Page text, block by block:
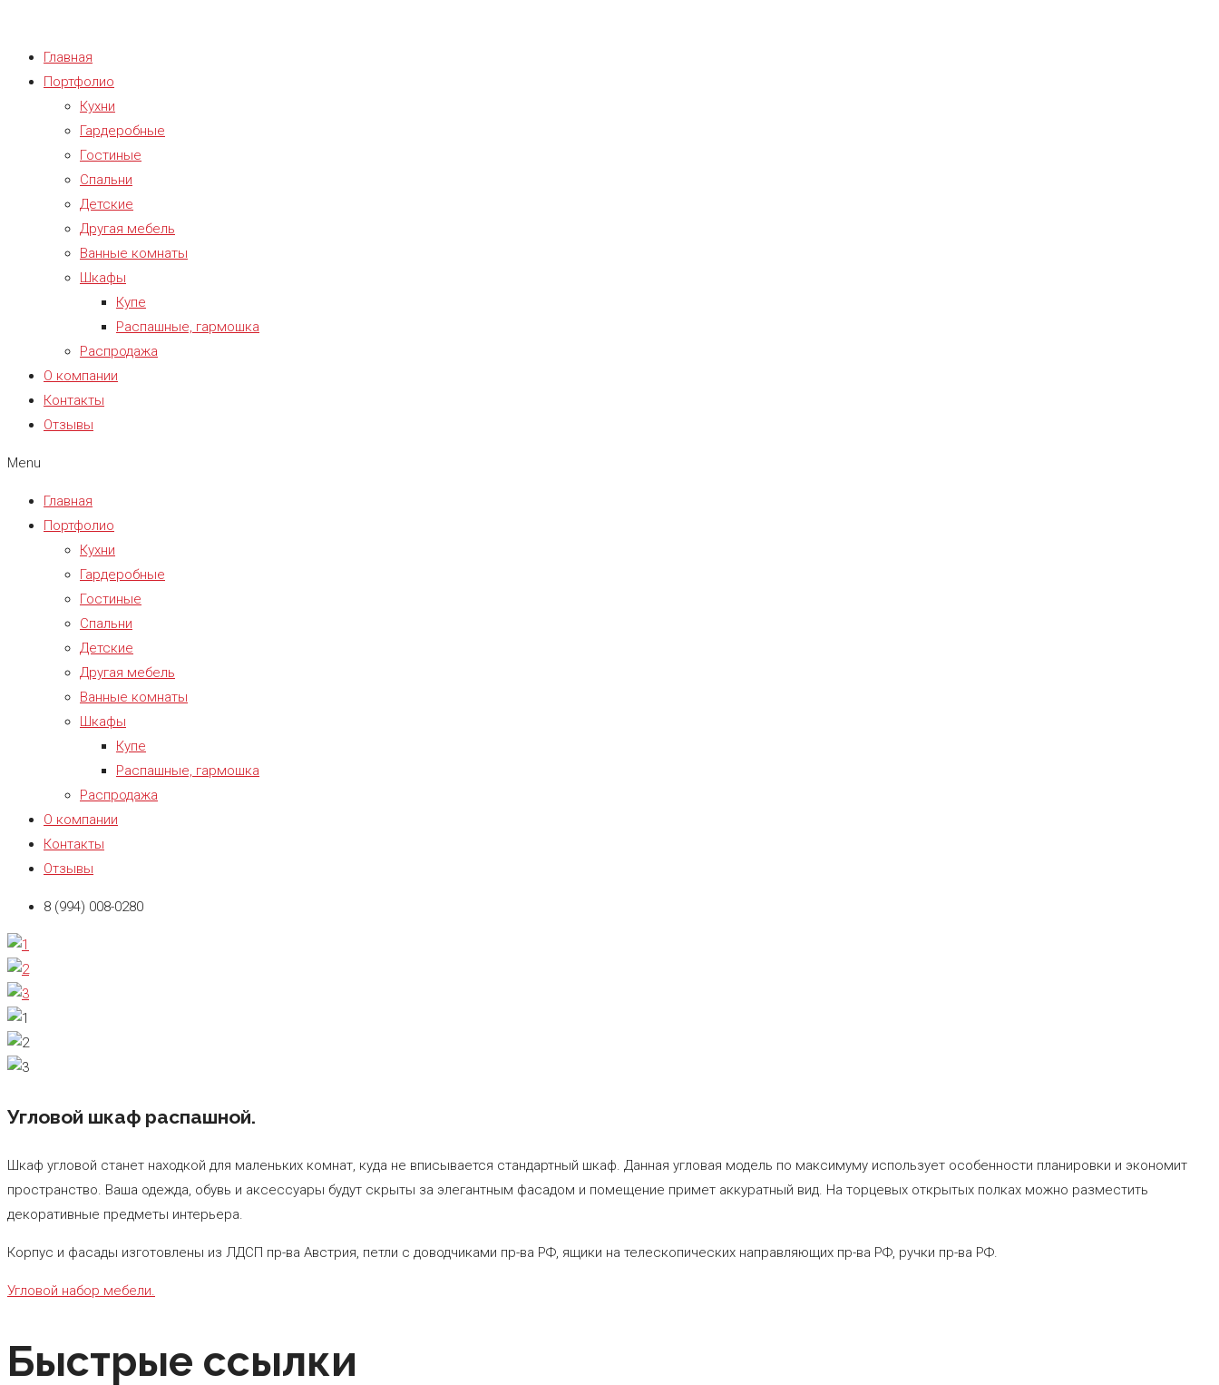
Главная
Портфолио
Кухни
Гардеробные
Гостиные
Спальни
Детские
Другая мебель
Ванные комнаты
Шкафы
Купе
Распашные, гармошка
Распродажа
О компании
Контакты
Отзывы
Menu
Главная
Портфолио
Кухни
Гардеробные
Гостиные
Спальни
Детские
Другая мебель
Ванные комнаты
Шкафы
Купе
Распашные, гармошка
Распродажа
О компании
Контакты
Отзывы
8 (994) 008-0280
Угловой шкаф распашной.
Шкаф угловой станет находкой для маленьких комнат, куда не вписывается стандартный шкаф. Данная угловая модель по максимуму использует особенности планировки и экономит
пространство. Ваша одежда, обувь и аксессуары будут скрыты за элегантным фасадом и помещение примет аккуратный вид. На торцевых открытых полках можно разместить
декоративные предметы интерьера.
Корпус и фасады изготовлены из ЛДСП пр-ва Австрия, петли с доводчиками пр-ва РФ, ящики на телескопических направляющих пр-ва РФ, ручки пр-ва РФ.
Угловой набор мебели.
Быстрые ссылки